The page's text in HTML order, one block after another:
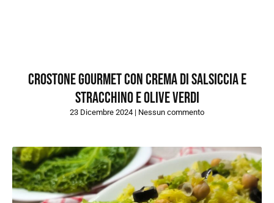
Crostone gourmet con crema di salsiccia e
stracchino e olive verdi
23 Dicembre 2024 Nessun commento